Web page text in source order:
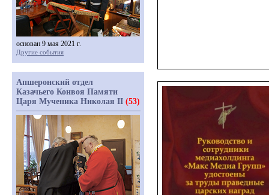
основан 9 мая 2021 г.
Другие события
Апшеронский отдел
Казачьего Конвоя Памяти
Царя Мученика Николая II (53)